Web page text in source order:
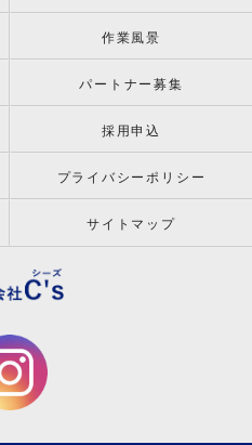
作業風景
パートナー募集
採用申込
プライバシーポリシー
サイトマップ